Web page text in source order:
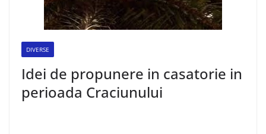
DIVERSE
Idei de propunere in casatorie in
perioada Craciunului